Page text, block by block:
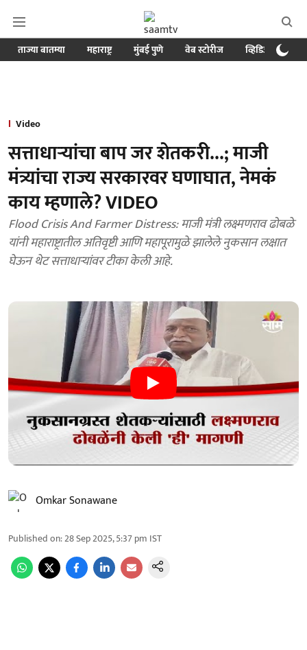
ताज्या बातम्या महाराष्ट्र मुंबई पुणे वेब स्टोरीज व्हिडिओ
Video
सत्ताधाऱ्यांचा बाप जर शेतकरी...; माजी
मंत्र्यांचा राज्य सरकारवर घणाघात, नेमकं
काय म्हणाले? VIDEO
Flood Crisis And Farmer Distress: माजी मंत्री लक्ष्मणराव ढोबळे
यांनी महाराष्ट्रातील अतिवृष्टी आणि महापूरामुळे झालेले नुकसान लक्षात
घेऊन थेट सत्ताधाऱ्यांवर टीका केली आहे.
Omkar Sonawane
Published on:28 Sep 2025, 5:37 pm IST